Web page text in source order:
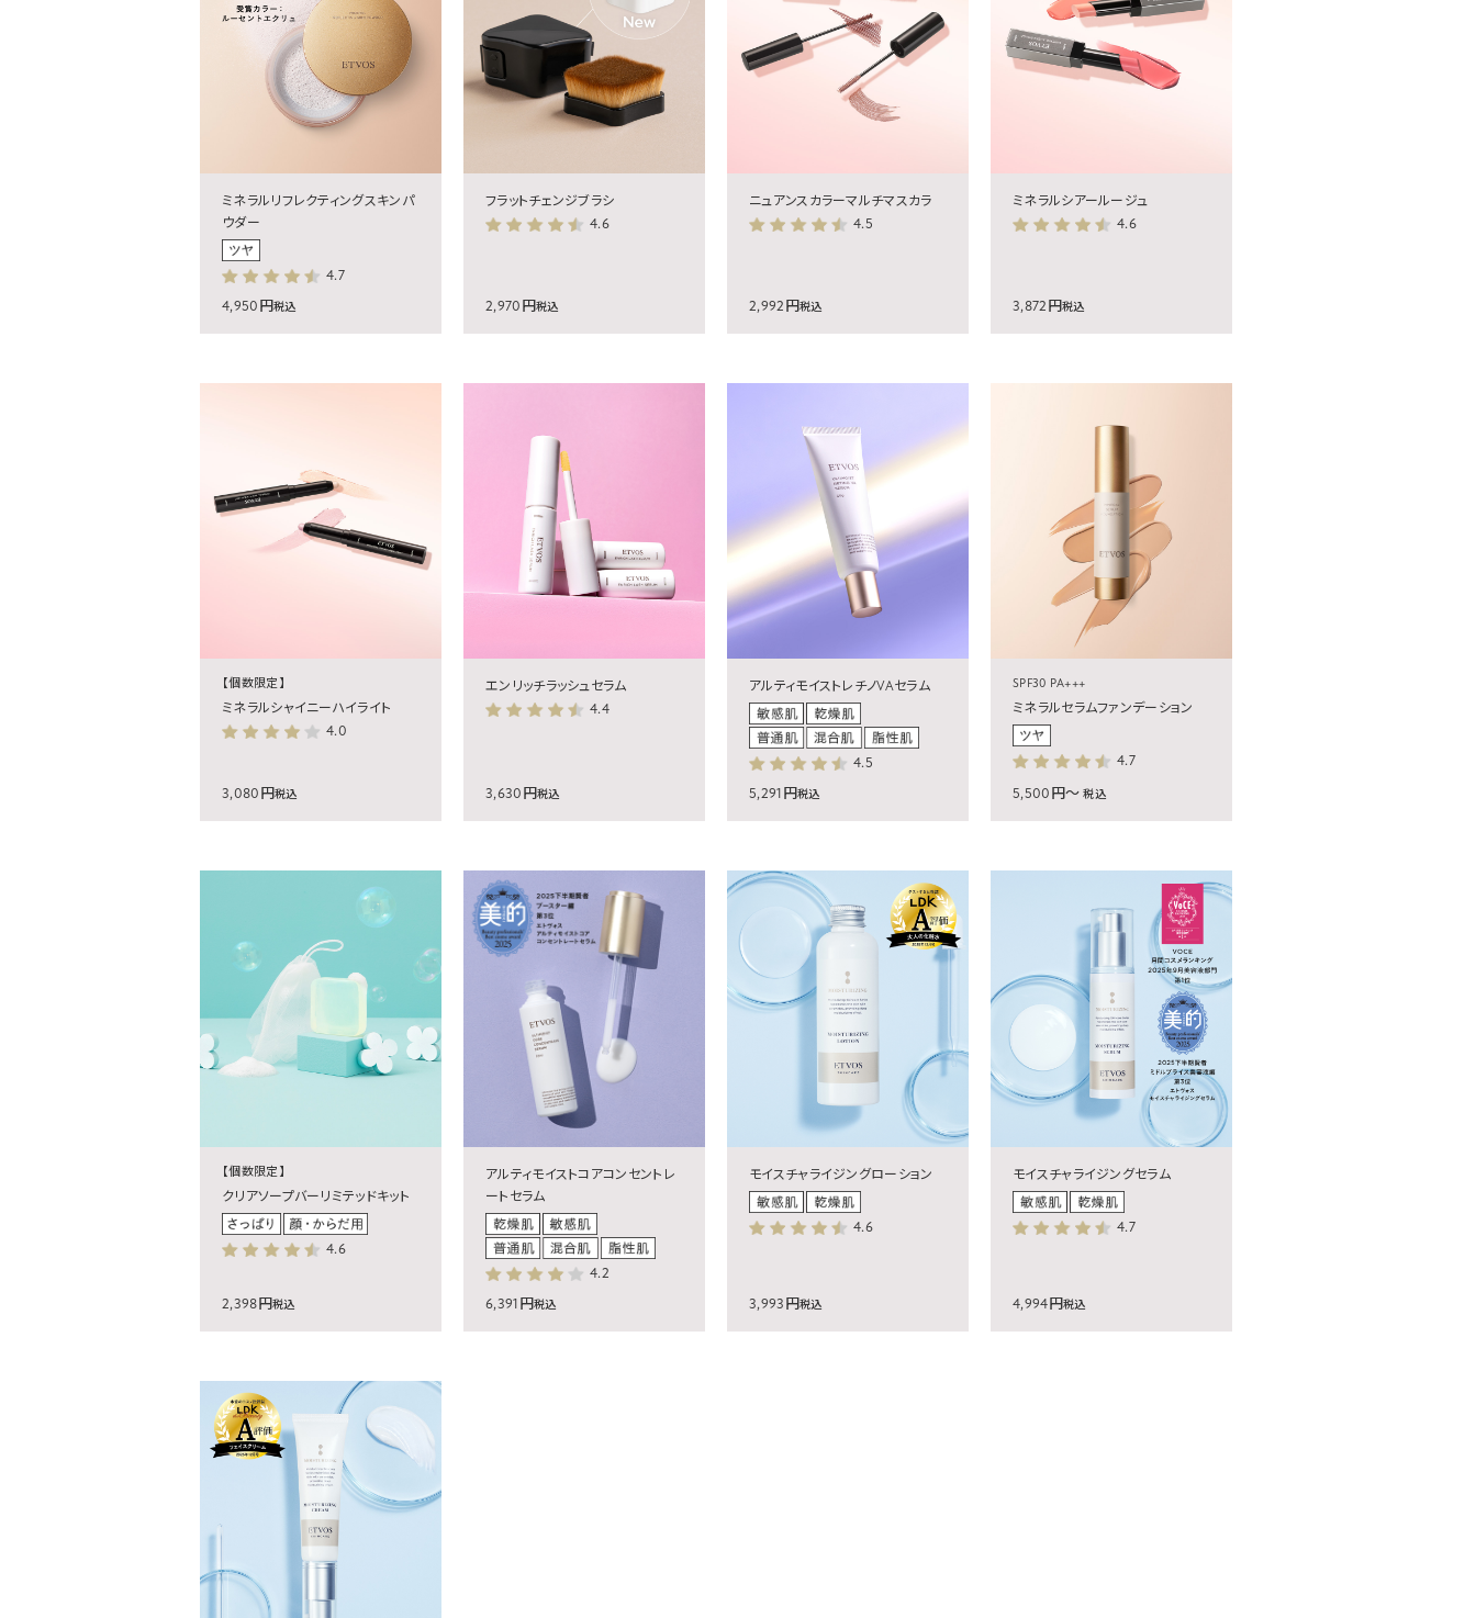
ミネラルリフレクティングスキンパ
ウダー
4.7
4,950円税込
フラットチェンジブラシ
4.6
2,970円税込
ニュアンスカラーマルチマスカラ
4.5
2,992円税込
ミネラルシアールージュ
4.6
3,872円税込
【個数限定】
ミネラルシャイニーハイライト
4.0
3,080円税込
エンリッチラッシュセラム
4.4
3,630円税込
アルティモイストレチノVAセラム
4.5
5,291円税込
SPF30 PA+++
ミネラルセラムファンデーション
4.7
5,500円～税込
【個数限定】
クリアソープバーリミテッドキット
4.6
2,398円税込
アルティモイストコアコンセントレ
ートセラム
4.2
6,391円税込
モイスチャライジングローション
4.6
3,993円税込
モイスチャライジングセラム
4.7
4,994円税込